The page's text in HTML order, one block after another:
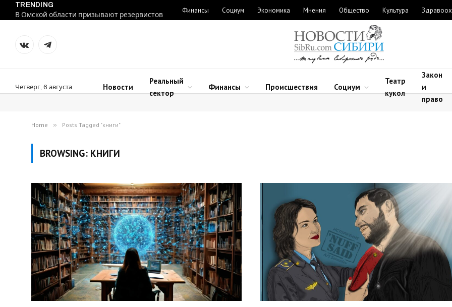
TRENDING
В Омской области призывают резервистов
Финансы Социум Экономика Мнения Общество Культура
VKontakteTelegram
Четверг, 6 августа Новости
Реальный
сектор
Финансы Происшествия Социум
Театр
кукол
Закон
и
право
Home » Posts Tagged "книги"
BROWSING: КНИГИ